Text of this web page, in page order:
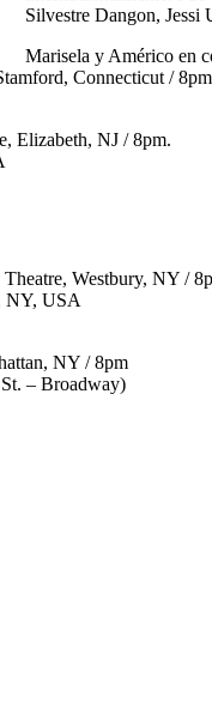
Silvestre Dangon, Jessi
Marisela y Américo en
Connecticut / 8pm
Elizabeth, NJ / 8pm.
Westbury, NY /
NY, USA
NY / 8pm
– Broadway)